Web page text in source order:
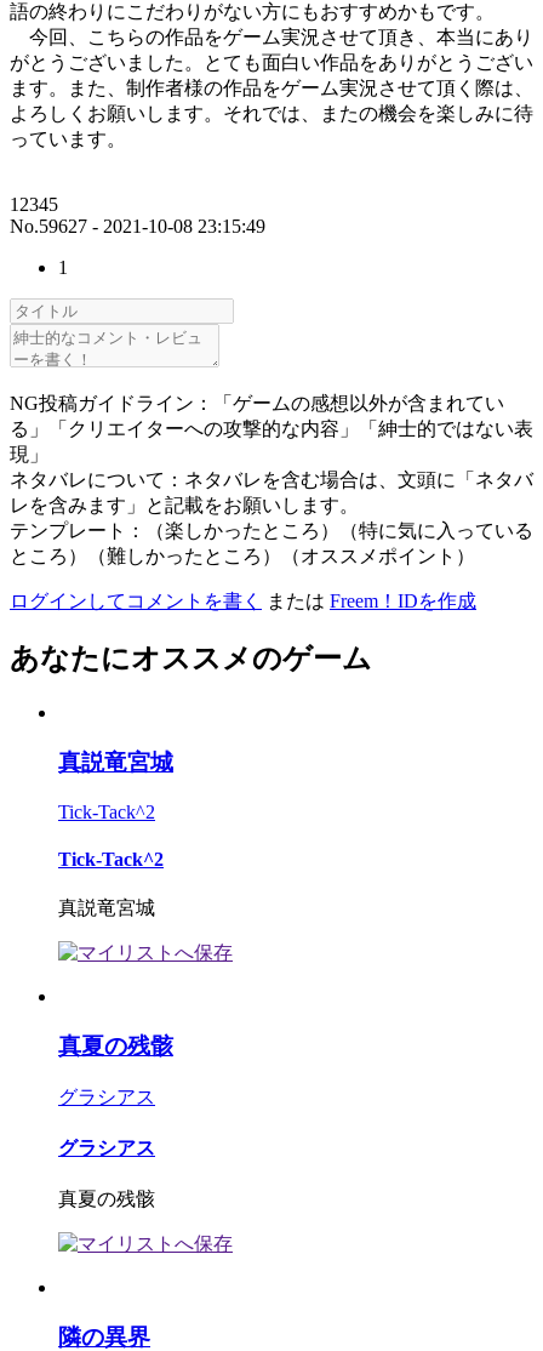
語の終わりにこだわりがない方にもおすすめかもです。
今回、こちらの作品をゲーム実況させて頂き、本当にあり
がとうございました。とても面白い作品をありがとうござい
ます。また、制作者様の作品をゲーム実況させて頂く際は、
よろしくお願いします。それでは、またの機会を楽しみに待
っています。
12345
No.59627 - 2021-10-08 23:15:49
1
NG投稿ガイドライン：「ゲームの感想以外が含まれてい
る」「クリエイターへの攻撃的な内容」「紳士的ではない表
現」
ネタバレについて：ネタバレを含む場合は、文頭に「ネタバ
レを含みます」と記載をお願いします。
テンプレート：（楽しかったところ）（特に気に入っている
ところ）（難しかったところ）（オススメポイント）
ログインしてコメントを書く または Freem！IDを作成
あなたにオススメのゲーム
真説竜宮城
Tick-Tack^2
Tick-Tack^2
真説竜宮城
真夏の残骸
グラシアス
グラシアス
真夏の残骸
隣の異界